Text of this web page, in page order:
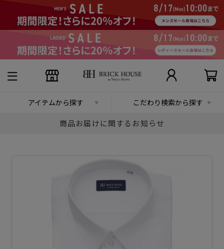
アイテムから探す こだわり検索から探す
商品お届けに関するお知らせ